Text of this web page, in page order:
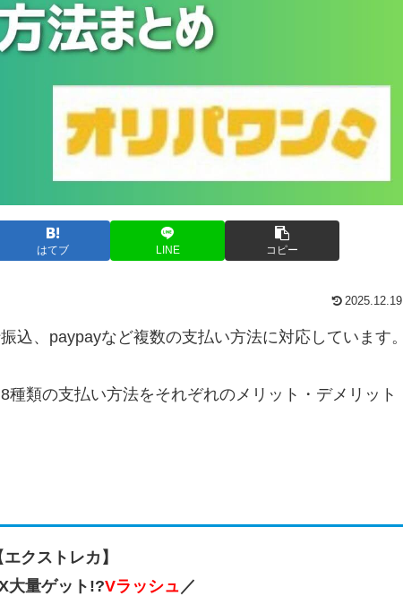
はてブ LINE コピー
2025.12.19
込、paypayなど複数の支払い方法に対応しています。
類の支払い方法をそれぞれのメリット・デメリット
エクストレカ】
大量ゲット!?Vラッシュ ／